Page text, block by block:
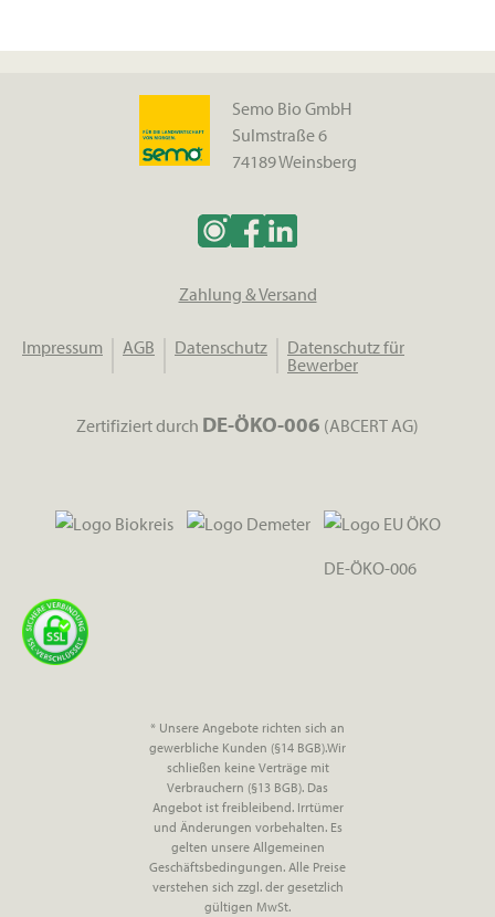
Semo Bio GmbH
Sulmstraße 6
74189 Weinsberg
Zahlung & Versand
Impressum AGB Datenschutz
Datenschutz für
Bewerber
Zertifiziert durch DE-ÖKO-006 (ABCERT AG)
DE-ÖKO-006
* Unsere Angebote richten sich an
gewerbliche Kunden (§14 BGB).Wir
schließen keine Verträge mit
Verbrauchern (§13 BGB). Das
Angebot ist freibleibend. Irrtümer
und Änderungen vorbehalten. Es
gelten unsere Allgemeinen
Geschäftsbedingungen. Alle Preise
verstehen sich zzgl. der gesetzlich
gültigen MwSt.